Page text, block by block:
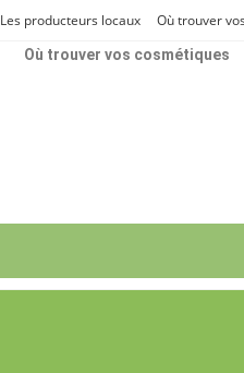
Les producteurs locaux Où trouver
Où trouver vos cosmétiques